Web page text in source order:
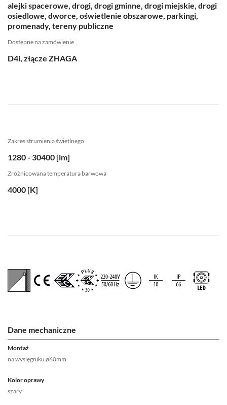
alejki spacerowe, drogi, drogi gminne, drogi miejskie, drogi
osiedlowe, dworce, oświetlenie obszarowe, parkingi,
promenady, tereny publiczne
Dostępne na zamówienie
D4i, złącze ZHAGA
Zakres strumienia świetlnego
1280 - 30400 [lm]
Zróżnicowana temperatura barwowa
4000 [K]
Dane mechaniczne
Montaż
na wysięgniku ø60mm
Kolor oprawy
szary